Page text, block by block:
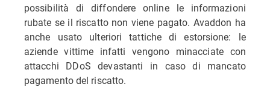
possibilità di diffondere online le informazioni
rubate se il riscatto non viene pagato. Avaddon ha
anche usato ulteriori tattiche di estorsione: le
aziende vittime infatti vengono minacciate con
attacchi DDoS devastanti in caso di mancato
pagamento del riscatto.